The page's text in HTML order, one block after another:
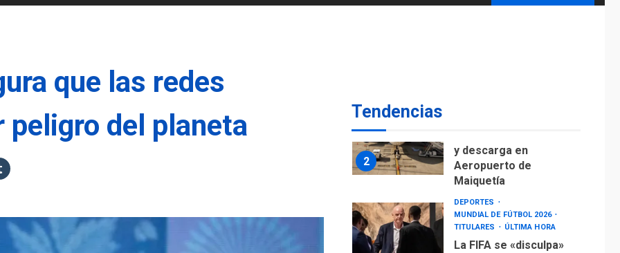
que las redes
del planeta
Tendencias
El Deporte: Un
2
y descarga en
Aeropuerto de
Maiquetía
DEPORTES
MUNDIAL DE FÚTBOL 2026
TITULARES
ÚLTIMA HORA
La FIFA se «disculpa»